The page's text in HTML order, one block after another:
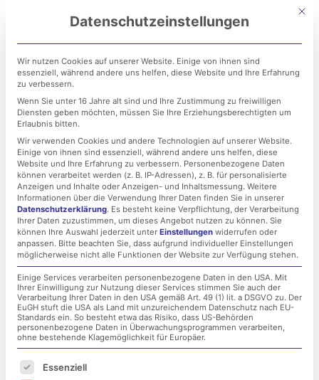
springen
Geoblocking: Was ist das
eigentlich? Und was
bedeutet es für die
Unternehmens-IT?
8. August 2022
Mit
Datenschutzeinstellungen
Wir nutzen Cookies auf unserer Website. Einige von ihnen sind
essenziell, während andere uns helfen, diese Website und Ihre Erfahrung
zu verbessern.
Wenn Sie unter 16 Jahre alt sind und Ihre Zustimmung zu freiwilligen
Diensten geben möchten, müssen Sie Ihre Erziehungsberechtigten um
Erlaubnis bitten.
Wir verwenden Cookies und andere Technologien auf unserer Website.
Einige von ihnen sind essenziell, während andere uns helfen, diese
Website und Ihre Erfahrung zu verbessern. Personenbezogene Daten
können verarbeitet werden (z. B. IP-Adressen), z. B. für personalisierte
Anzeigen und Inhalte oder Anzeigen- und Inhaltsmessung. Weitere
Informationen über die Verwendung Ihrer Daten finden Sie in unserer
Datenschutzerklärung. Es besteht keine Verpflichtung, der Verarbeitung
Ihrer Daten zuzustimmen, um dieses Angebot nutzen zu können. Sie
können Ihre Auswahl jederzeit unter Einstellungen widerrufen oder
anpassen. Bitte beachten Sie, dass aufgrund individueller Einstellungen
möglicherweise nicht alle Funktionen der Website zur Verfügung stehen.
Einige Services verarbeiten personenbezogene Daten in den USA. Mit
Ihrer Einwilligung zur Nutzung dieser Services stimmen Sie auch der
Verarbeitung Ihrer Daten in den USA gemäß Art. 49 (1) lit. a DSGVO zu. Der
EuGH stuft die USA als Land mit unzureichendem Datenschutz nach EU-
Standards ein. So besteht etwa das Risiko, dass US-Behörden
personenbezogene Daten in Überwachungsprogrammen verarbeiten,
ohne bestehende Klagemöglichkeit für Europäer.
Es folgt eine Liste der Service-Gruppen, für die
Essenziell